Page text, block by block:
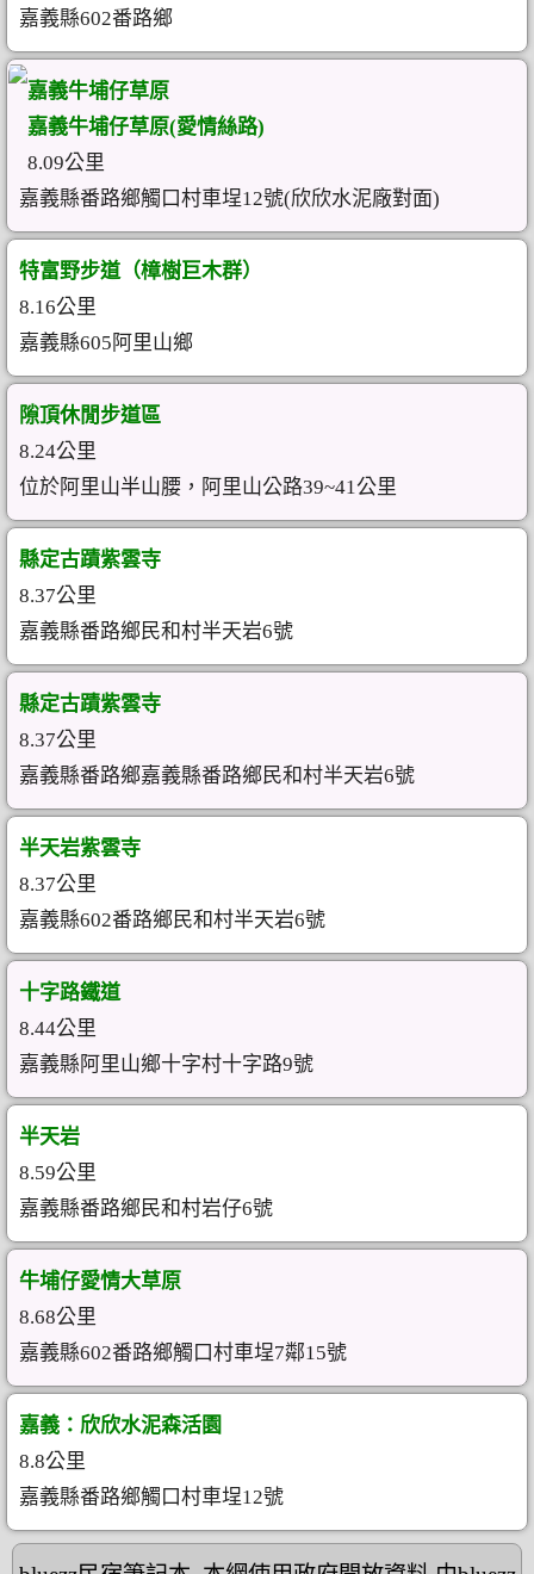
嘉義縣602番路鄉
嘉義牛埔仔草原
嘉義牛埔仔草原(愛情絲路)
8.09公里
嘉義縣番路鄉觸口村車埕12號(欣欣水泥廠對面)
特富野步道（樟樹巨木群）
8.16公里
嘉義縣605阿里山鄉
隙頂休閒步道區
8.24公里
位於阿里山半山腰，阿里山公路39~41公里
縣定古蹟紫雲寺
8.37公里
嘉義縣番路鄉民和村半天岩6號
縣定古蹟紫雲寺
8.37公里
嘉義縣番路鄉嘉義縣番路鄉民和村半天岩6號
半天岩紫雲寺
8.37公里
嘉義縣602番路鄉民和村半天岩6號
十字路鐵道
8.44公里
嘉義縣阿里山鄉十字村十字路9號
半天岩
8.59公里
嘉義縣番路鄉民和村岩仔6號
牛埔仔愛情大草原
8.68公里
嘉義縣602番路鄉觸口村車埕7鄰15號
嘉義：欣欣水泥森活園
8.8公里
嘉義縣番路鄉觸口村車埕12號